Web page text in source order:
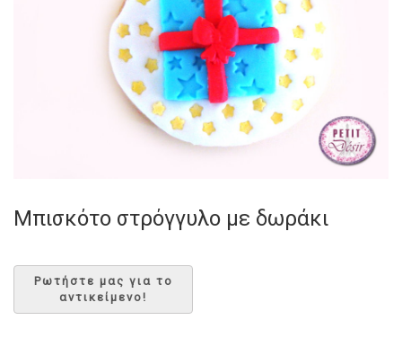
Μπισκότο στρόγγυλο με δωράκι